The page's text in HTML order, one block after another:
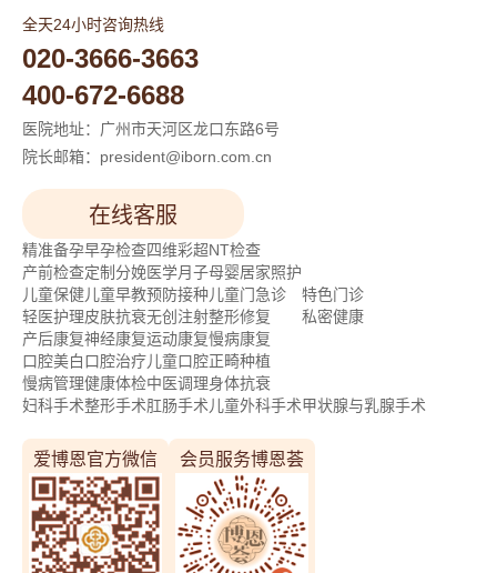
全天24小时咨询热线
020-3666-3663
400-672-6688
医院地址：广州市天河区龙口东路6号
院长邮箱：president@iborn.com.cn
在线客服
精准备孕
产前检查
儿童保健
轻医护理
产后康复
口腔美白
慢病管理
妇科手术
早孕检查
定制分娩
儿童早教
皮肤抗衰
神经康复
口腔治疗
健康体检
整形手术
四维彩超
医学月子
预防接种
无创注射
运动康复
儿童口腔
中医调理
肛肠手术
NT检查
母婴居家照护
儿童门急诊
整形修复
慢病康复
正畸种植
身体抗衰
儿童外科手术
特色门诊
私密健康
甲状腺与乳腺手术
爱博恩官方微信 会员服务博恩荟